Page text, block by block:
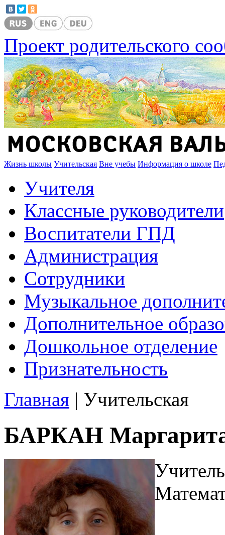
Проект родительского
Жизнь школы Учительская Вне учебы Информация о школе
Учителя
Классные руководители
Воспитатели ГПД
Администрация
Сотрудники
Музыкальное
Дополнительное
Дошкольное отделение
Признательность
Главная | Учительская
БАРКАН